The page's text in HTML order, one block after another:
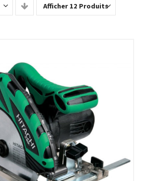
Afficher 12 Produits
LES DATES
LE PRODUIT